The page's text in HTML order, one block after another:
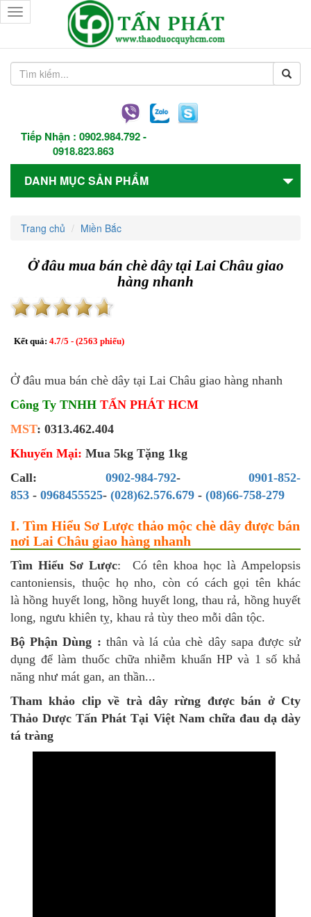
Tiếp Nhận : 0902.984.792-
0918.823.863
Toggle
navigation
DANH MỤC SẢN PHẨM
Trang chủ Miền Bắc
Ở đâu mua bán chè dây tại Lai Châu giao
hàng nhanh
Kết quả: 4.7/5 - (2563 phiếu)
Ở đâu mua bán chè dây tại Lai Châu giao hàng nhanh
Công Ty TNHH TẤN PHÁT HCM
MST: 0313.462.404
Khuyến Mại: Mua 5kg Tặng 1kg
Call: 0902-984-792- 0901-852-
853 - 0968455525- (028)62.576.679 - (08)66-758-279
I. Tìm Hiểu Sơ Lược thảo mộc chè dây được bán
nơi Lai Châu giao hàng nhanh
Tìm Hiểu Sơ Lược: Có tên khoa học là Ampelopsis
cantoniensis, thuộc họ nho, còn có cách gọi tên khác
là hồng huyết long, hồng huyết long, thau rả, hồng huyết
long, ngưu khiên tỵ, khau rả tùy theo mỗi dân tộc.
Bộ Phận Dùng : thân và lá của chè dây sapa được sử
dụng để làm thuốc chữa nhiễm khuẩn HP và 1 số khả
năng như mát gan, an thần...
Tham khảo clip về trà dây rừng được bán ở Cty
Thảo Dược Tấn Phát Tại Việt Nam chữa đau dạ dày
tá tràng